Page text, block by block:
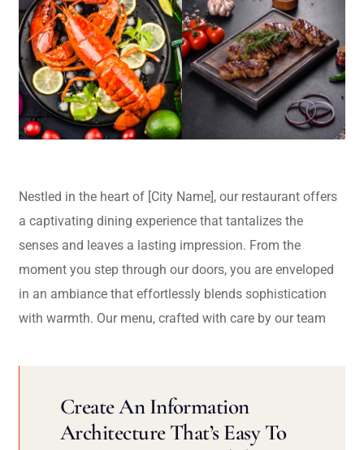
Nestled in the heart of [City Name], our restaurant offers
a captivating dining experience that tantalizes the
senses and leaves a lasting impression. From the
moment you step through our doors, you are enveloped
in an ambiance that effortlessly blends sophistication
with warmth. Our menu, crafted with care by our team
Create An Information
Architecture That’s Easy To